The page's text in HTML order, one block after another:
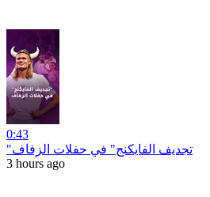
0:43
"تجديف الفايكنج" في حفلات الزفاف
3 hours ago